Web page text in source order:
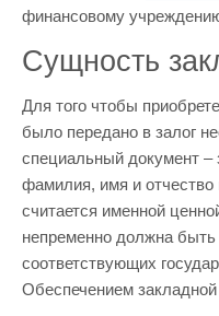
финансовому
Сущность
Для того чтобы
было передано в залог
специальный документ –
фамилия, имя и отчество
считается именной
непременно должна быть
соответствующих
Обеспечением